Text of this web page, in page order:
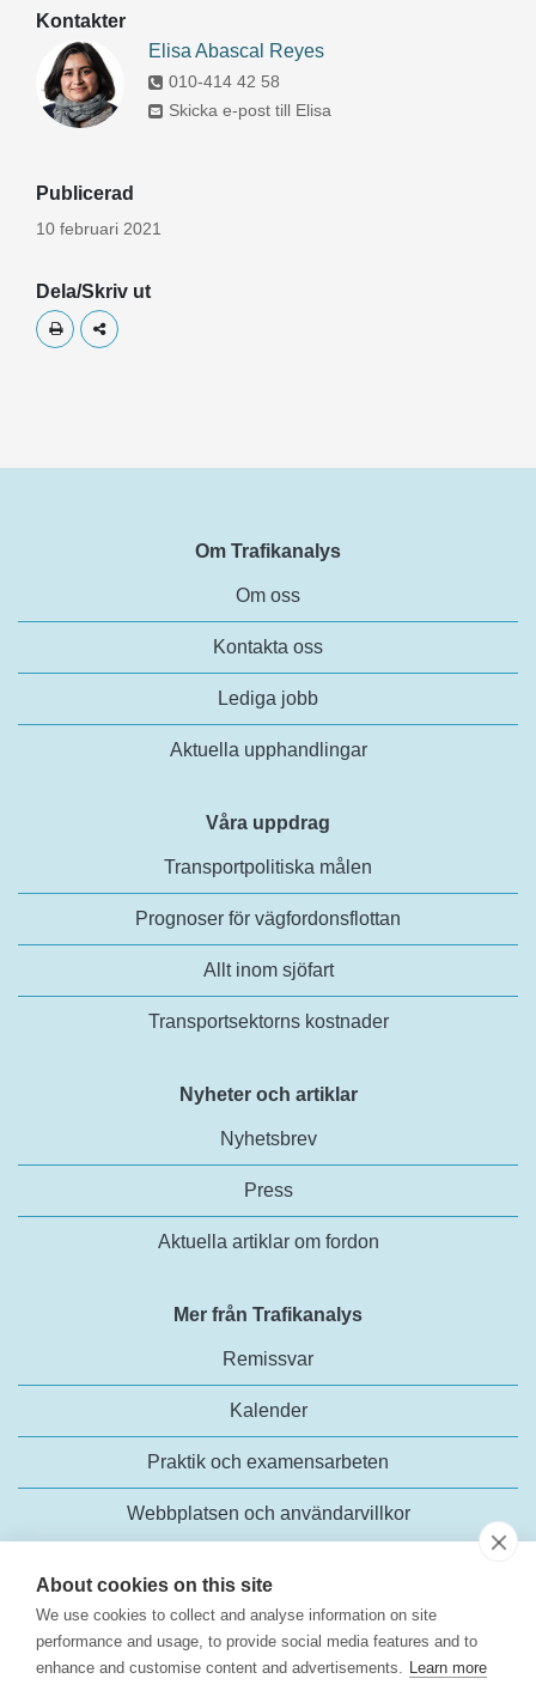
About cookies on this site
We use cookies to collect and analyse information on site
performance and usage, to provide social media features and to
enhance and customise content and advertisements. Learn more
Kontakter
Elisa Abascal Reyes
010-414 42 58
Skicka e-post till Elisa
Publicerad
10 februari 2021
Dela/Skriv ut
Skriv utDela
Om Trafikanalys
Om oss
Kontakta oss
Lediga jobb
Aktuella upphandlingar
Våra uppdrag
Transportpolitiska målen
Prognoser för vägfordonsflottan
Allt inom sjöfart
Transportsektorns kostnader
Nyheter och artiklar
Nyhetsbrev
Press
Aktuella artiklar om fordon
Mer från Trafikanalys
Remissvar
Kalender
Praktik och examensarbeten
Webbplatsen och användarvillkor